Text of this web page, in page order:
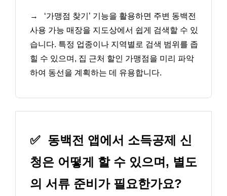
→
‘가맹점 찾기’ 기능을 활용하면 주변 동백전
사용 가능 매장을 지도상에서 쉽게 검색할 수 있
습니다. 특정 업종이나 지역별로 검색 범위를 좁
힐 수 있으며, 집 근처 할인 가맹점을 미리 파악
하여 동선을 계획하는 데 유용합니다.
✅ 동백전 앱에서 소득공제 신
청은 어떻게 할 수 있으며, 별도
의 서류 준비가 필요한가요?